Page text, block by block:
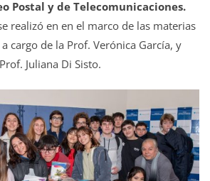
Postal y de Telecomunicaciones.
realizó en en el marco de las materias
cargo de la Prof. Verónica García, y
Juliana Di Sisto.